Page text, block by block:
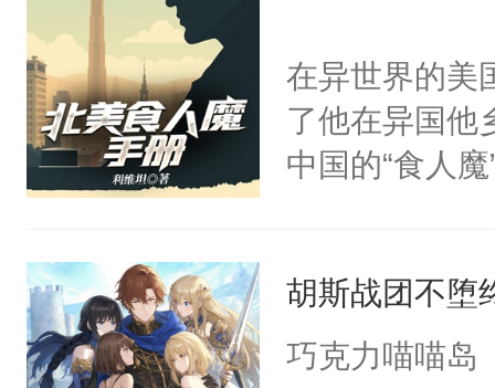
山丘，回忆
人的意愿。（
结合，背景
铭记道途）
在异世界的美
了他在异国他
中国的“食人
签订了灵魂契
脉到阿拉巴契
胡斯战团不堕
巧克力喵喵岛